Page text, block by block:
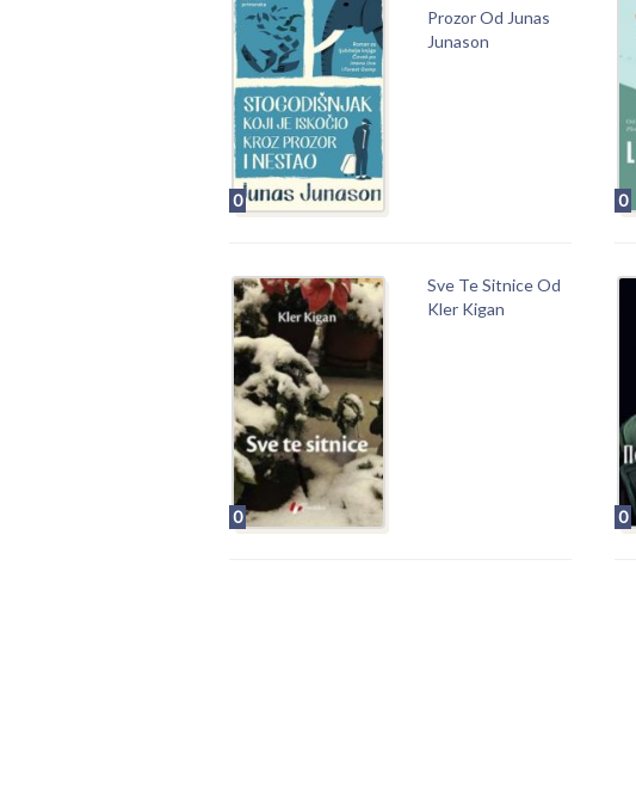
0
Prozor Od Junas
Junason
0
0
Sve Te Sitnice Od
Kler Kigan
0